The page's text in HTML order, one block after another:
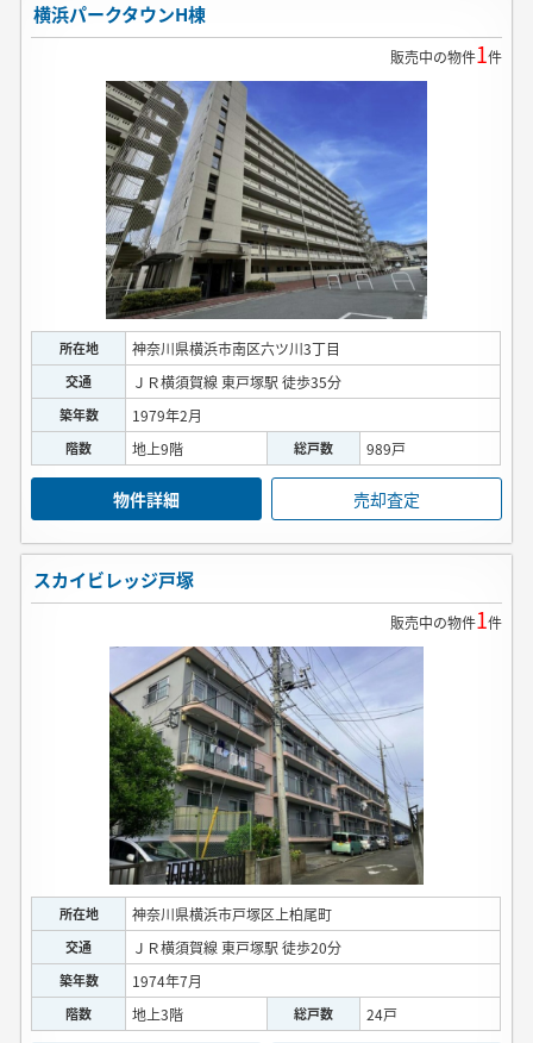
横浜パークタウンH棟
販売中の物件1件
所在地 神奈川県横浜市南区六ツ川3丁目
交通 ＪＲ横須賀線 東戸塚駅 徒歩35分
築年数 1979年2月
階数 地上9階 総戸数 989戸
物件詳細 売却査定
スカイビレッジ戸塚
販売中の物件1件
所在地 神奈川県横浜市戸塚区上柏尾町
交通 ＪＲ横須賀線 東戸塚駅 徒歩20分
築年数 1974年7月
階数 地上3階 総戸数 24戸